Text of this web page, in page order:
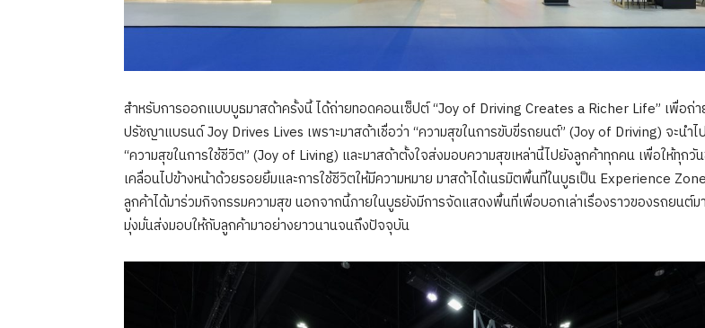
สำหรับการออกแบบบูธมาสด้าครั้งนี้ ได้ถ่ายทอดคอนเซ็ปต์ “Joy of Driving​ Creates a Richer Life” เพื่อถ่
ปรัชญาแบรนด์ Joy Drives Lives เพราะมาสด้าเชื่อว่า “ความสุขในการขับขี่รถยนต์” (Joy of Driving) จะนำไ
“ความสุขในการใช้ชีวิต” (Joy of Living) และมาสด้าตั้งใจส่งมอบความสุขเหล่านี้ไปยังลูกค้าทุกคน เพื่อให้ทุกวั
เคลื่อนไปข้างหน้าด้วยรอยยิ้มและการใช้ชีวิตให้มีความหมาย มาสด้าได้เนรมิตพื้นที่ในบูธเป็น Experience
ลูกค้าได้มาร่วมกิจกรรมความสุข นอกจากนี้ภายในบูธยังมีการจัดแสดงพื้นที่เพื่อบอกเล่าเรื่องราวของรถยนต์ม
มุ่งมั่นส่งมอบให้กับลูกค้ามาอย่างยาวนานจนถึงปัจจุบัน